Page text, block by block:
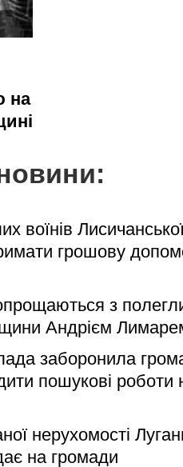
на
воїнів
грошову
з
Андрієм
заборонила
пошукові роботи
нерухомості
на громади